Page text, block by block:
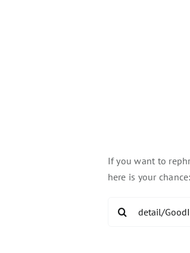
looking
If you want to
here is your chance: